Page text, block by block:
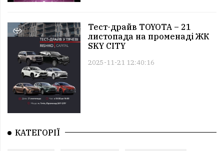
Тест-драйв TOYOTA – 21
листопада на променаді ЖК
SKY CITY
2025-11-21 12:40:16
КАТЕГОРІЇ